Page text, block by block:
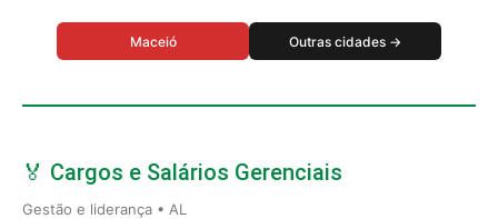
Maceió Outras cidades →
🏅 Cargos e Salários Gerenciais
Gestão e liderança • AL